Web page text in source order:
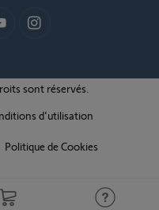
sont réservés.
d'utilisation
Politique de Cookies